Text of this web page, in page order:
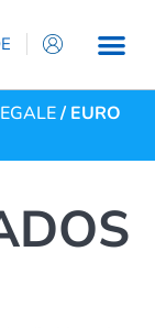
IT
EN
/ EURO